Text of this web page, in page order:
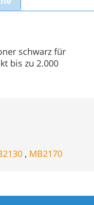
schwarz für
bis zu 2.000
, MB2170